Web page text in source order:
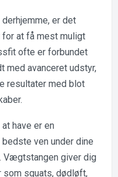
er det
at få mest muligt
ofte er forbundet
avanceret udstyr,
resultater med blot
have er en
ven under dine
Vægtstangen giver dig
som squats, dødløft,